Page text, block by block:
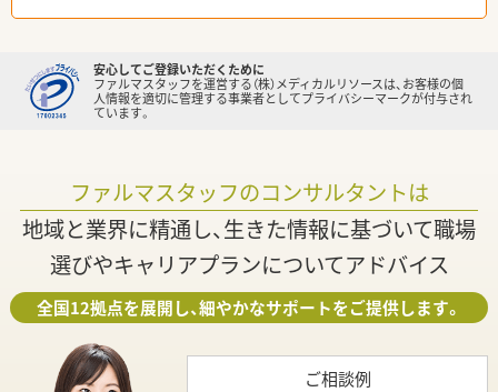
安心してご登録いただくために
ファルマスタッフを運営する（株）メディカルリソースは、お客様の個
人情報を適切に管理する事業者としてプライバシーマークが付与され
ています。
ファルマスタッフのコンサルタントは
地域と業界に精通し、生きた情報に基づいて職場
選びやキャリアプランについてアドバイス
全国12拠点を展開し、細やかなサポートをご提供します。
ご相談例